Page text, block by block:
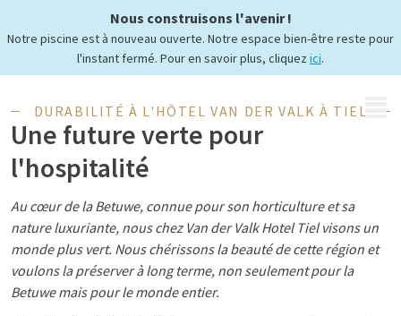
Nous construisons l'avenir !
Notre piscine est à nouveau ouverte. Notre espace bien-être reste pour
l'instant fermé. Pour en savoir plus, cliquez ici.
Vers un avenir plus vert
DURABILITÉ À L'HÔTEL VAN DER VALK À TIEL
Une future verte pour
l'hospitalité
Au cœur de la Betuwe, connue pour son horticulture et sa
nature luxuriante, nous chez Van der Valk Hotel Tiel visons un
monde plus vert. Nous chérissons la beauté de cette région et
voulons la préserver à long terme, non seulement pour la
Betuwe mais pour le monde entier.